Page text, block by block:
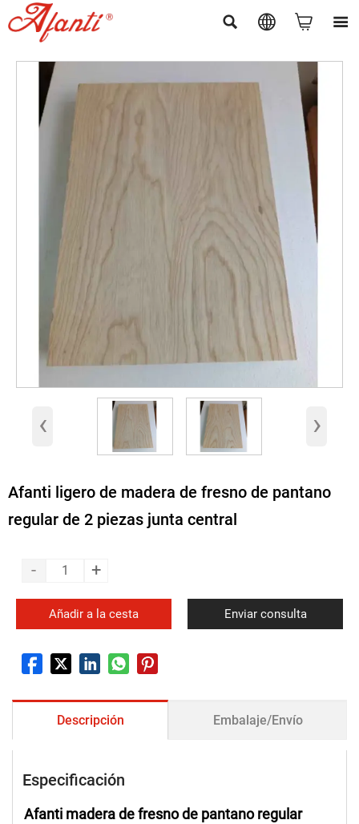
   
‹ ›
Afanti ligero de madera de fresno de pantano
regular de 2 piezas junta central
- +
Añadir a la cesta Enviar consulta
Descripción Embalaje/Envío
Especificación
Afanti madera de fresno de pantano regular